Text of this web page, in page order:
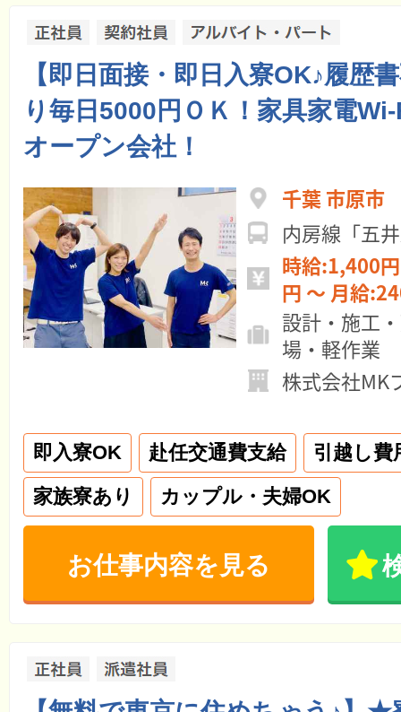
【即日面接・即日入寮OK♪履歴
り毎日5000円ＯＫ！家具家電
オープン会社！
千葉 市原市
内房線「五
時給:1,400円 ～ 日給
円 ～ 月
設計・施工
場・軽作業
株式会社MK
即入寮OK 赴任交通費支給
引越し費
家族寮あり
カップル・夫婦OK
お仕事内容を見る